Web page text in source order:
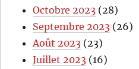
Octobre 2023 (28)
Septembre 2023 (26)
Août 2023 (23)
Juillet 2023 (16)